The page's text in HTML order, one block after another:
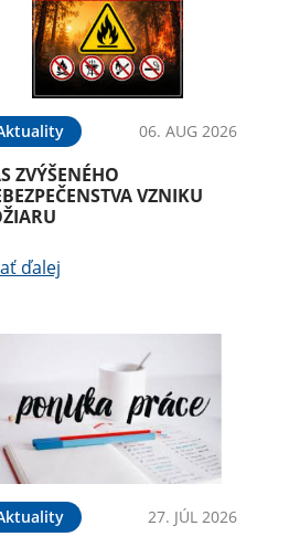
06. AUG 2026
ZVÝŠENÉHO
VZNIKU
ďalej
27. JÚL 2026